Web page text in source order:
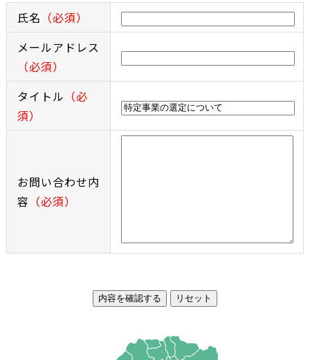
氏名 （必須）
メールアドレス
（必須）
タイトル （必
須）
お問い合わせ内
容 （必須）